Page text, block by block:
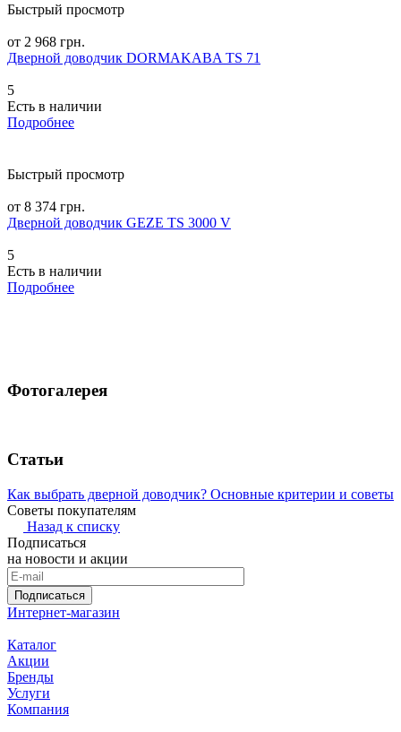
Быстрый просмотр
от 2 968 грн.
Дверной доводчик DORMAKABA TS 71
5
Есть в наличии
Подробнее
Быстрый просмотр
от 8 374 грн.
Дверной доводчик GEZE TS 3000 V
5
Есть в наличии
Подробнее
Фотогалерея
Статьи
Как выбрать дверной доводчик? Основные критерии и советы
Советы покупателям
Назад к списку
Подписаться
на новости и акции
Подписаться
Интернет-магазин
Каталог
Акции
Бренды
Услуги
Компания